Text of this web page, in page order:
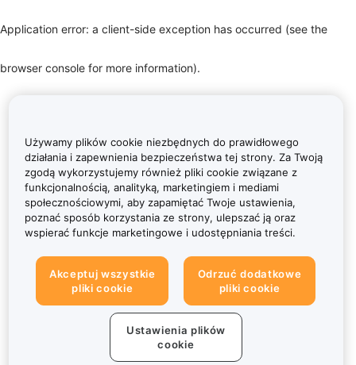
Application error: a client-side exception has occurred (see the
browser console for more information).
Używamy plików cookie niezbędnych do prawidłowego
działania i zapewnienia bezpieczeństwa tej strony. Za Twoją
zgodą wykorzystujemy również pliki cookie związane z
funkcjonalnością, analityką, marketingiem i mediami
społecznościowymi, aby zapamiętać Twoje ustawienia,
poznać sposób korzystania ze strony, ulepszać ją oraz
wspierać funkcje marketingowe i udostępniania treści.
Akceptuj wszystkie
pliki cookie
Odrzuć dodatkowe
pliki cookie
Ustawienia plików
cookie